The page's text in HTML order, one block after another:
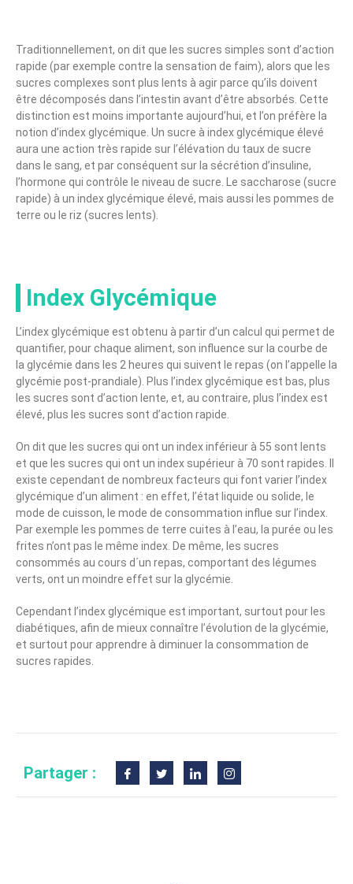
Traditionnellement, on dit que les sucres simples sont d’action
rapide (par exemple contre la sensation de faim), alors que les
sucres complexes sont plus lents à agir parce qu’ils doivent
être décomposés dans l’intestin avant d’être absorbés. Cette
distinction est moins importante aujourd’hui, et l’on préfère la
notion d’index glycémique. Un sucre à index glycémique élevé
aura une action très rapide sur l’élévation du taux de sucre
dans le sang, et par conséquent sur la sécrétion d’insuline,
l’hormone qui contrôle le niveau de sucre. Le saccharose (sucre
rapide) à un index glycémique élevé, mais aussi les pommes de
terre ou le riz (sucres lents).
Index Glycémique
L’index glycémique est obtenu à partir d’un calcul qui permet de
quantifier, pour chaque aliment, son influence sur la courbe de
la glycémie dans les 2 heures qui suivent le repas (on l’appelle la
glycémie post-prandiale). Plus l’index glycémique est bas, plus
les sucres sont d’action lente, et, au contraire, plus l’index est
élevé, plus les sucres sont d’action rapide.
On dit que les sucres qui ont un index inférieur à 55 sont lents
et que les sucres qui ont un index supérieur à 70 sont rapides. Il
existe cependant de nombreux facteurs qui font varier l’index
glycémique d’un aliment : en effet, l’état liquide ou solide, le
mode de cuisson, le mode de consommation influe sur l’index.
Par exemple les pommes de terre cuites à l’eau, la purée ou les
frites n’ont pas le même index. De même, les sucres
consommés au cours d´un repas, comportant des légumes
verts, ont un moindre effet sur la glycémie.
Cependant l’index glycémique est important, surtout pour les
diabétiques, afin de mieux connaître l’évolution de la glycémie,
et surtout pour apprendre à diminuer la consommation de
sucres rapides.
Partager :